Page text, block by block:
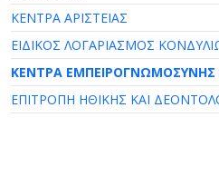
ΚΕΝΤΡΑ ΑΡΙΣΤΕΙΑΣ
ΕΙΔΙΚΟΣ ΛΟΓΑΡΙΑΣΜΟΣ
ΚΕΝΤΡΑ
ΕΠΙΤΡΟΠΗ ΗΘΙΚΗΣ ΚΑΙ